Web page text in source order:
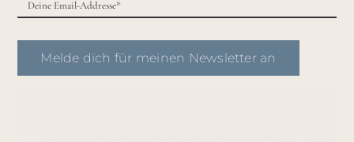
Melde dich für meinen Newsletter an